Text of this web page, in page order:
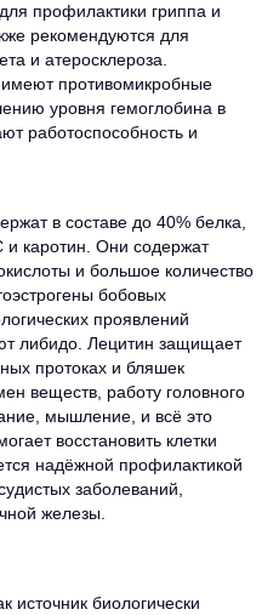
профилактики гриппа и
рекомендуются для
и атеросклероза.
противомикробные
уровня гемоглобина в
работоспособность и
в составе до 40% белка,
каротин. Они содержат
и большое количество
бобовых
проявлений
либидо. Лецитин защищает
протоках и бляшек
веществ, работу головного
мышление, и всё это
восстановить клетки
надёжной профилактикой
заболеваний,
железы.
источник биологически